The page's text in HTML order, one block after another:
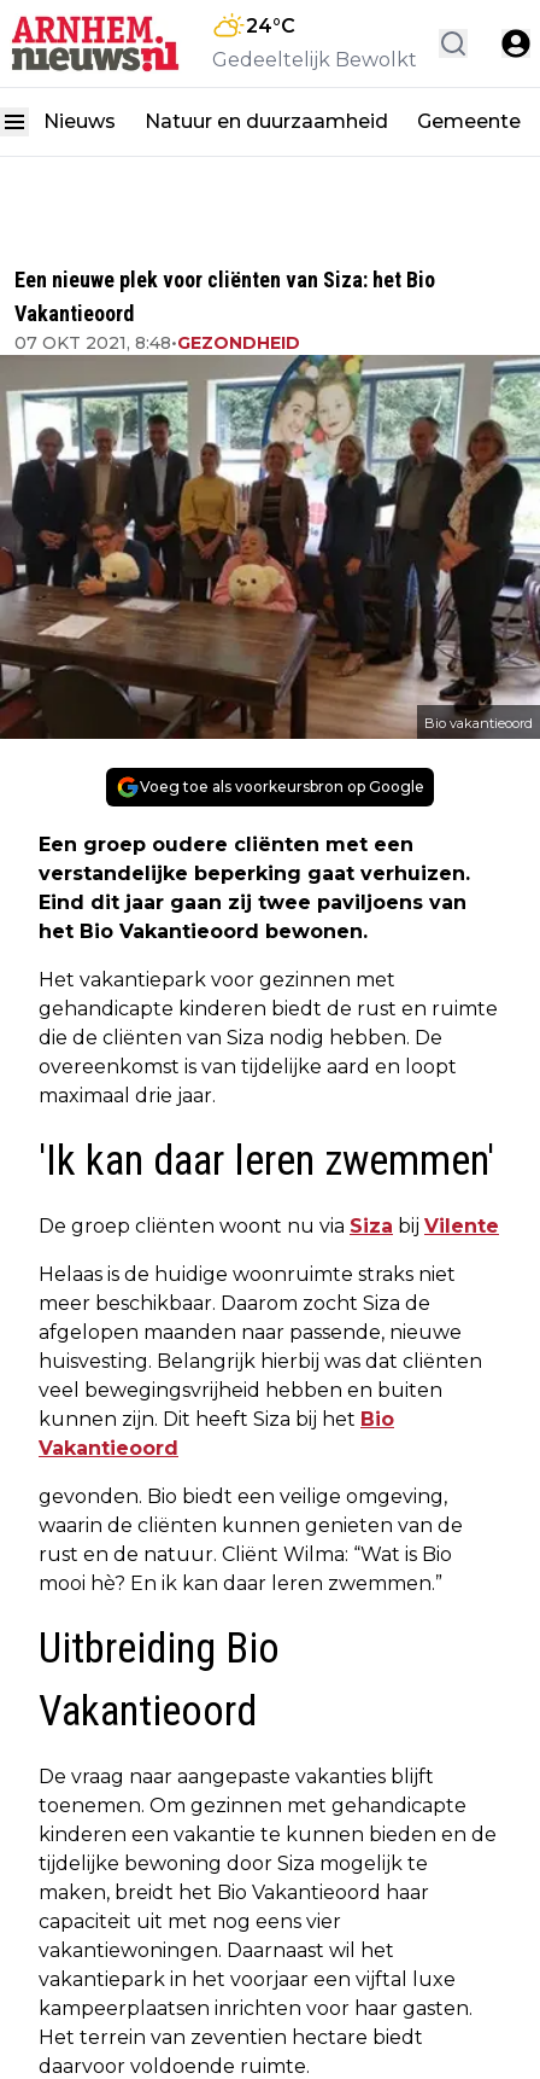
24°C
Gedeeltelijk Bewolkt
Nieuws Natuur en duurzaamheid Gemeente
Een nieuwe plek voor cliënten van Siza: het Bio
Vakantieoord
07 OKT 2021, 8:48•GEZONDHEID
Bio vakantieoord
Voeg toe als voorkeursbron op Google
Een groep oudere cliënten met een
verstandelijke beperking gaat verhuizen.
Eind dit jaar gaan zij twee paviljoens van
het Bio Vakantieoord bewonen.
Het vakantiepark voor gezinnen met
gehandicapte kinderen biedt de rust en ruimte
die de cliënten van Siza nodig hebben. De
overeenkomst is van tijdelijke aard en loopt
maximaal drie jaar.
'Ik kan daar leren zwemmen'
De groep cliënten woont nu via Siza bij Vilente
Helaas is de huidige woonruimte straks niet
meer beschikbaar. Daarom zocht Siza de
afgelopen maanden naar passende, nieuwe
huisvesting. Belangrijk hierbij was dat cliënten
veel bewegingsvrijheid hebben en buiten
kunnen zijn. Dit heeft Siza bij het Bio
Vakantieoord
gevonden. Bio biedt een veilige omgeving,
waarin de cliënten kunnen genieten van de
rust en de natuur. Cliënt Wilma: “Wat is Bio
mooi hè? En ik kan daar leren zwemmen.”
Uitbreiding Bio
Vakantieoord
De vraag naar aangepaste vakanties blijft
toenemen. Om gezinnen met gehandicapte
kinderen een vakantie te kunnen bieden en de
tijdelijke bewoning door Siza mogelijk te
maken, breidt het Bio Vakantieoord haar
capaciteit uit met nog eens vier
vakantiewoningen. Daarnaast wil het
vakantiepark in het voorjaar een vijftal luxe
kampeerplaatsen inrichten voor haar gasten.
Het terrein van zeventien hectare biedt
daarvoor voldoende ruimte.